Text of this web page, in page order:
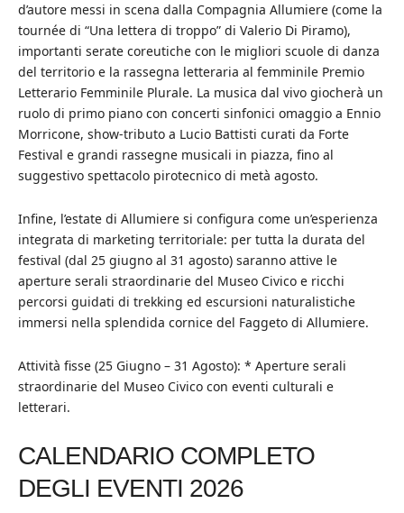
d’autore messi in scena dalla Compagnia Allumiere (come la
tournée di “Una lettera di troppo” di Valerio Di Piramo),
importanti serate coreutiche con le migliori scuole di danza
del territorio e la rassegna letteraria al femminile Premio
Letterario Femminile Plurale. La musica dal vivo giocherà un
ruolo di primo piano con concerti sinfonici omaggio a Ennio
Morricone, show-tributo a Lucio Battisti curati da Forte
Festival e grandi rassegne musicali in piazza, fino al
suggestivo spettacolo pirotecnico di metà agosto.
Infine, l’estate di Allumiere si configura come un’esperienza
integrata di marketing territoriale: per tutta la durata del
festival (dal 25 giugno al 31 agosto) saranno attive le
aperture serali straordinarie del Museo Civico e ricchi
percorsi guidati di trekking ed escursioni naturalistiche
immersi nella splendida cornice del Faggeto di Allumiere.
Attività fisse (25 Giugno – 31 Agosto): * Aperture serali
straordinarie del Museo Civico con eventi culturali e
letterari.
CALENDARIO COMPLETO
DEGLI EVENTI 2026